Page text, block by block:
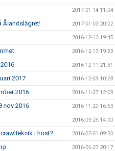
2017-01-14 11:04
Ålandslägret! 2017-01-03 20:02
2016-12-13 19:45
2016-12-13 19:33
2016-12-11 21:31
2017 2016-12-09 10:28
2016 2016-11-27 12:09
nov 2016 2016-11-20 16:53
2016-09-25 14:00
i höst? 2016-07-01 09:30
2016-06-27 20:17